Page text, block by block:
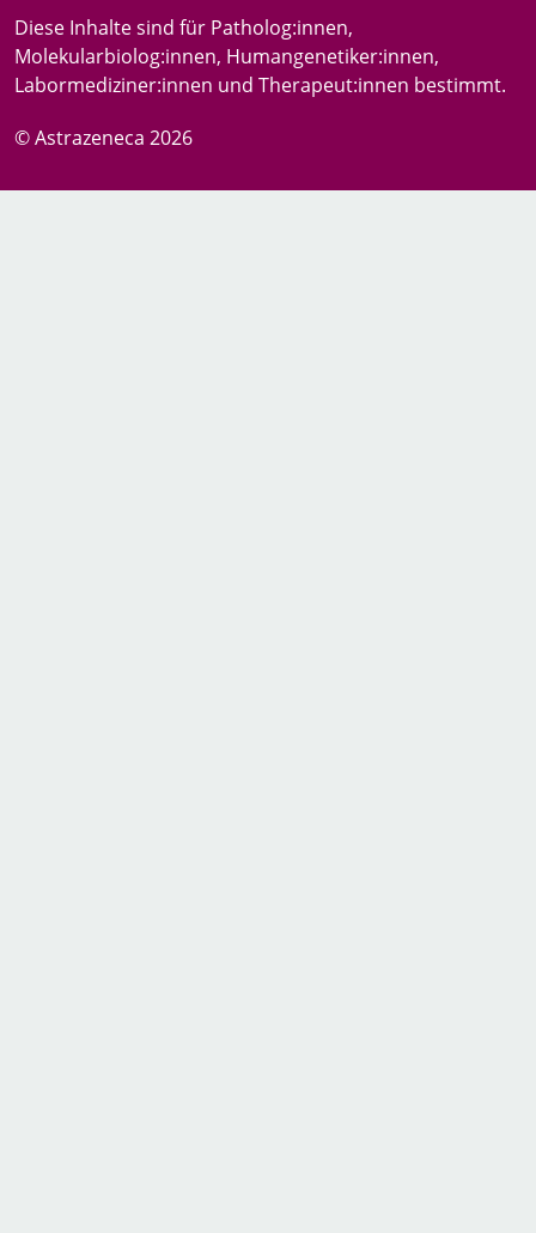
Diese Inhalte sind für Patholog:innen,
Molekularbiolog:innen, Humangenetiker:innen,
Labormediziner:innen und Therapeut:innen bestimmt.
©Astrazeneca 2026